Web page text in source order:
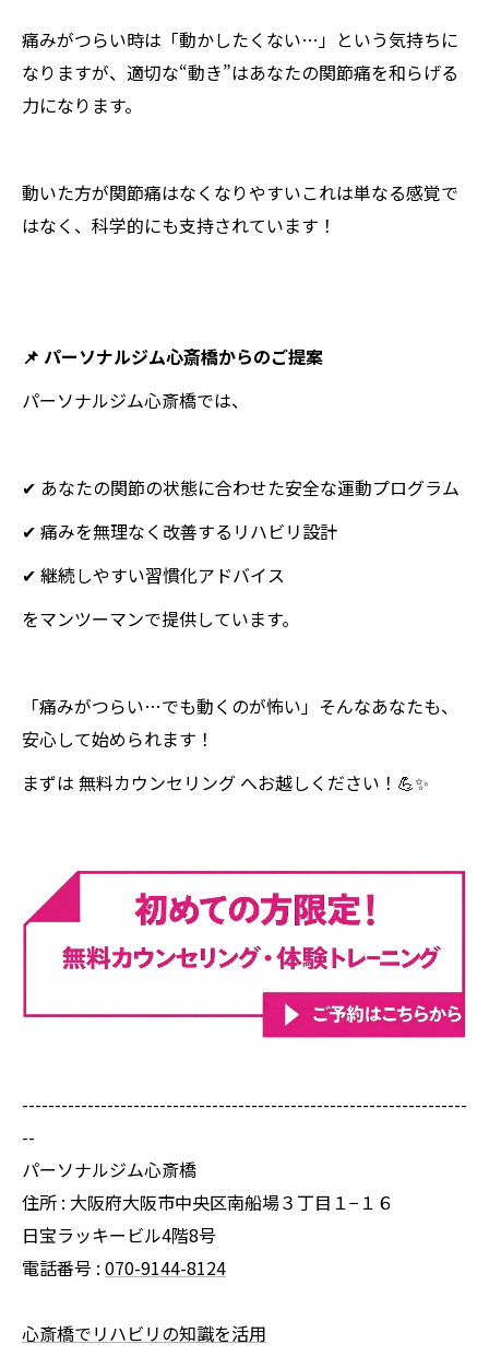
痛みがつらい時は「動かしたくない…」という気持ちに
なりますが、適切な“動き”はあなたの関節痛を和らげる
力になります。
動いた方が関節痛はなくなりやすい――これは単なる感覚で
はなく、科学的にも支持されています！
📌 パーソナルジム心斎橋からのご提案
パーソナルジム心斎橋では、
✔ あなたの関節の状態に合わせた安全な運動プログラム
✔ 痛みを無理なく改善するリハビリ設計
✔ 継続しやすい習慣化アドバイス
をマンツーマンで提供しています。
「痛みがつらい…でも動くのが怖い」そんなあなたも、
安心して始められます！
まずは 無料カウンセリング へお越しください！💪✨
--------------------------------------------------------------------
--
パーソナルジム心斎橋
住所 : 大阪府大阪市中央区南船場３丁目１−１６
日宝ラッキービル4階8号
電話番号 : 070-9144-8124
心斎橋でリハビリの知識を活用